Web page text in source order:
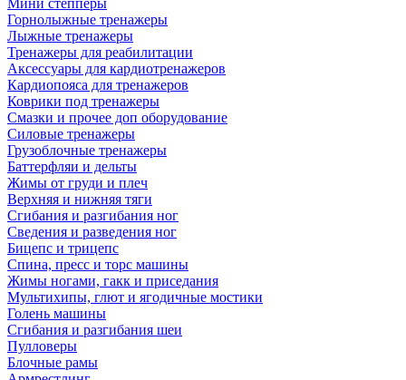
Мини степперы
Горнолыжные тренажеры
Лыжные тренажеры
Тренажеры для реабилитации
Аксессуары для кардиотренажеров
Кардиопояса для тренажеров
Коврики под тренажеры
Смазки и прочее доп оборудование
Силовые тренажеры
Грузоблочные тренажеры
Баттерфляи и дельты
Жимы от груди и плеч
Верхняя и нижняя тяги
Сгибания и разгибания ног
Сведения и разведения ног
Бицепс и трицепс
Спина, пресс и торс машины
Жимы ногами, гакк и приседания
Мультихипы, глют и ягодичные мостики
Голень машины
Сгибания и разгибания шеи
Пулловеры
Блочные рамы